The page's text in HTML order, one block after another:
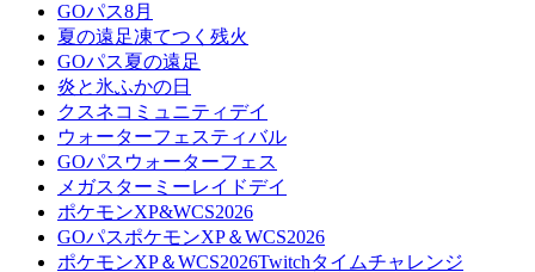
GOパス8月
夏の遠足凍てつく残火
GOパス夏の遠足
炎と氷ふかの日
クスネコミュニティデイ
ウォーターフェスティバル
GOパスウォーターフェス
メガスターミーレイドデイ
ポケモンXP&WCS2026
GOパスポケモンXP＆WCS2026
ポケモンXP＆WCS2026Twitchタイムチャレンジ